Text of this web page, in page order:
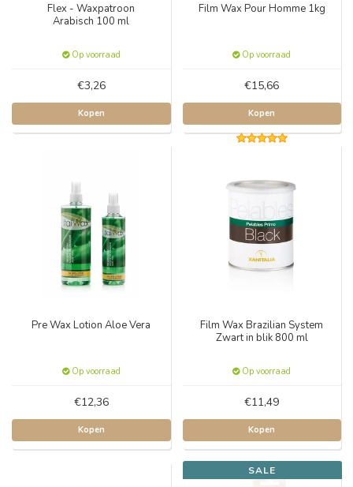
Flex - Waxpatroon
Arabisch 100 ml
Op voorraad
€3,26
Kopen
Film Wax Pour Homme 1kg
Op voorraad
€15,66
Kopen
Pre Wax Lotion Aloe Vera
Op voorraad
€12,36
Kopen
Film Wax Brazilian System
Zwart in blik 800 ml
Op voorraad
€11,49
Kopen
SALE